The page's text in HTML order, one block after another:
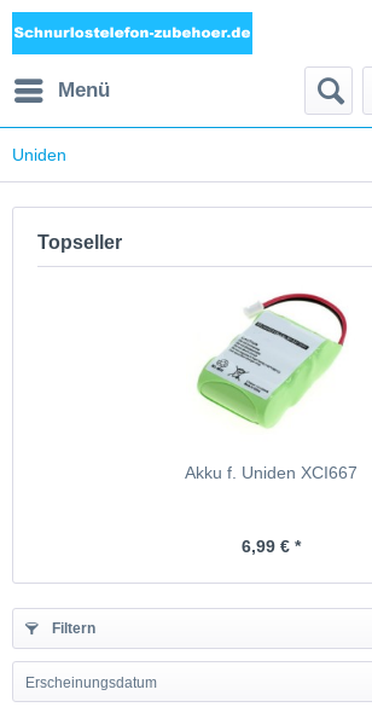
Menü
Uniden
Topseller
Akku f. Uniden XCI667
6,99 € *
Filtern
Erscheinungsdatum